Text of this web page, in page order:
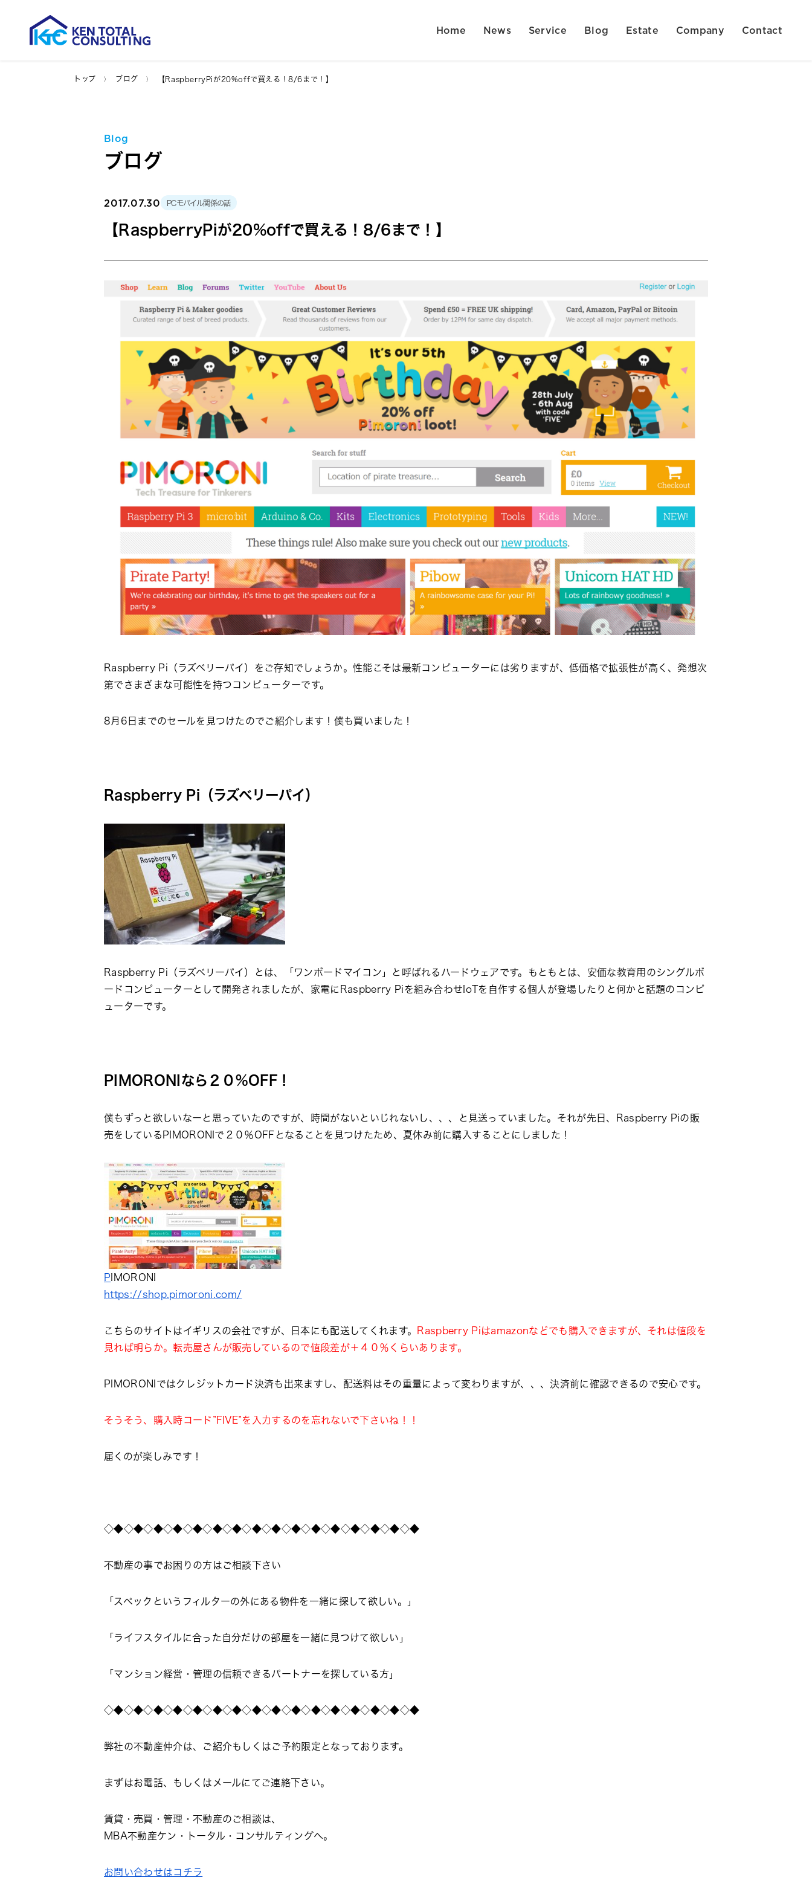
Home News Service Blog Estate Company Contact
トップ ブログ 【RaspberryPiが20%offで買える！8/6まで！】
Blog
ブログ
2017.07.30 PCモバイル関係の話
【RaspberryPiが20%offで買える！8/6まで！】
Raspberry Pi（ラズベリーパイ）をご存知でしょうか。性能こそは最新コンピューターには劣りますが、低価格で拡張性が高く、発想次
第でさまざまな可能性を持つコンピューターです。
8月6日までのセールを見つけたのでご紹介します！僕も買いました！
Raspberry Pi（ラズベリーパイ）
Raspberry Pi（ラズベリーパイ）とは、「ワンボードマイコン」と呼ばれるハードウェアです。もともとは、安価な教育用のシングルボ
ードコンピューターとして開発されましたが、家電にRaspberry Piを組み合わせIoTを自作する個人が登場したりと何かと話題のコンピ
ューターです。
PIMORONIなら２０％OFF！
僕もずっと欲しいなーと思っていたのですが、時間がないといじれないし、、、と見送っていました。それが先日、Raspberry Piの販
売をしているPIMORONIで２０％OFFとなることを見つけたため、夏休み前に購入することにしました！
P IMORONI
https://shop.pimoroni.com/
こちらのサイトはイギリスの会社ですが、日本にも配送してくれます。
Raspberry Piはamazonなどでも購入できますが、それは値段を
見れば明らか。転売屋さんが販売しているので値段差が＋４０％くらいあります。
PIMORONIではクレジットカード決済も出来ますし、配送料はその重量によって変わりますが、、、決済前に確認できるので安心です。
そうそう、購入時コード”FIVE”を入力するのを忘れないで下さいね！！
届くのが楽しみです！
◇◆◇◆◇◆◇◆◇◆◇◆◇◆◇◆◇◆◇◆◇◆◇◆◇◆◇◆◇◆◇◆
不動産の事でお困りの方はご相談下さい
「スペックというフィルターの外にある物件を一緒に探して欲しい。」
「ライフスタイルに合った自分だけの部屋を一緒に見つけて欲しい」
「マンション経営・管理の信頼できるパートナーを探している方」
◇◆◇◆◇◆◇◆◇◆◇◆◇◆◇◆◇◆◇◆◇◆◇◆◇◆◇◆◇◆◇◆
弊社の不動産仲介は、ご紹介もしくはご予約限定となっております。
まずはお電話、もしくはメールにてご連絡下さい。
賃貸・売買・管理・不動産のご相談は、
MBA不動産ケン・トータル・コンサルティングへ。
お問い合わせはコチラ